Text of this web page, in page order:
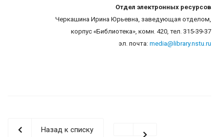
Отдел электронных ресурсов
Черкашина Ирина Юрьевна, заведующая отделом
корпус «Библиотека», комн. 420, тел. 315-39-37
эл. почта: media@library.nstu.ru
Назад к списку